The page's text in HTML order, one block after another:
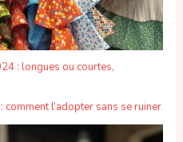
: longues ou courtes,
l’adopter sans se ruiner